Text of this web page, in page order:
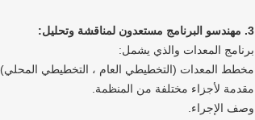
3. مهندسو البرنامج مستعدون لمناقشة وتحليل:
برنامج المعدات والذي يشمل:
مخطط المعدات (التخطيطي العام ، التخطيطي المحلي)
مقدمة لأجزاء مختلفة من المنظمة.
وصف الإجراء.